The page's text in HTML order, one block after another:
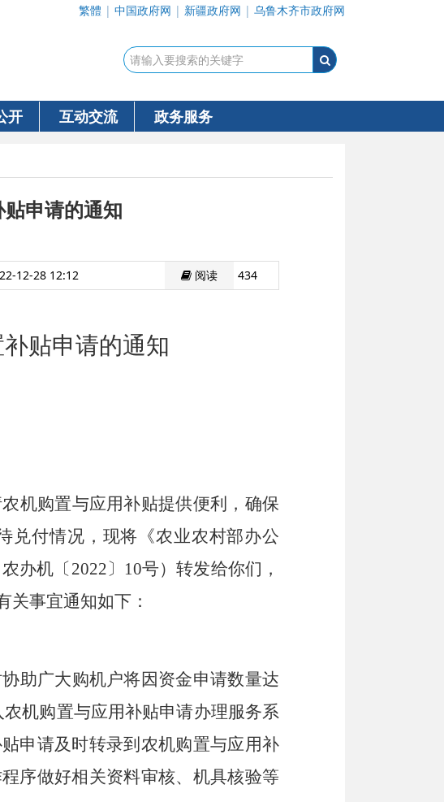
繁體 | 中国政府网 | 新疆政府网 | 乌鲁木齐市政府网
开 互动交流 政务服务
申请的通知
12-28 12:12 阅读 434
贴申请的通知
机购置与应用补贴提供便利，确保
兑付情况 ， 现将《农业农村部办公
农办机〔 2022〕 10号）转发给你们 ，
关事宜通知如下：
助广大购机户将因资金申请数量达
农机购置与应用补贴申请办理服务系
申请及时转录到农机购置与应用补
序做好相关资料审核、机具核验等